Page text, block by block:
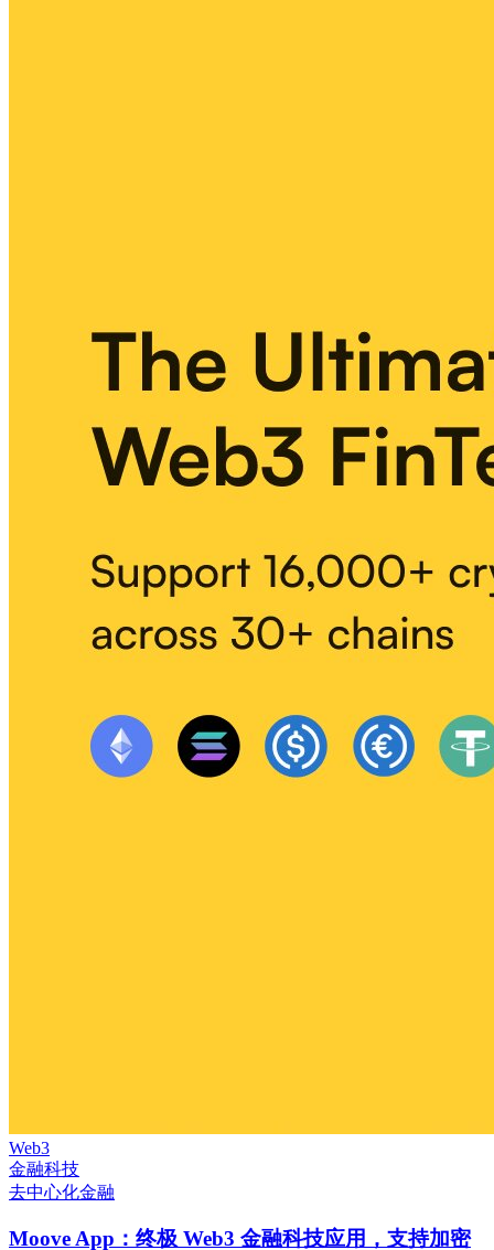
Web3
金融科技
去中心化金融
Moove App：终极 Web3 金融科技应用，支持加密